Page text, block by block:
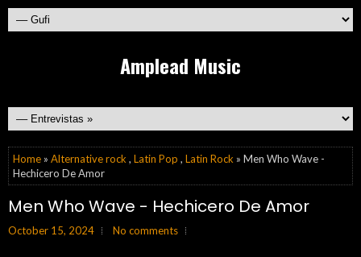
Amplead Music
Home » Alternative rock , Latin Pop , Latin Rock » Men Who Wave -
Hechicero De Amor
Men Who Wave - Hechicero De Amor
October 15, 2024 No comments